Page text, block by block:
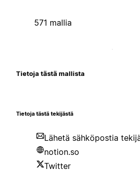
571 mallia
Tietoja tästä mallista
Tietoja tästä tekijästä
Lähetä sähköpostia
notion.so
Twitter